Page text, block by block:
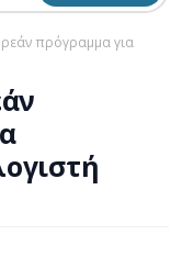
πρόγραμμα για